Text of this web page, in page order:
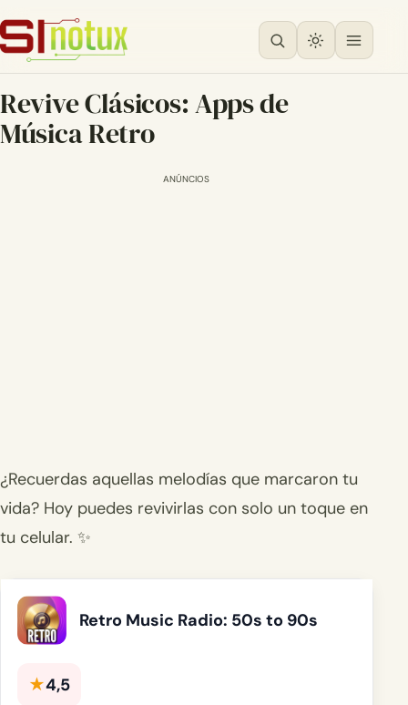
Revive Clásicos: Apps de
Música Retro
ANÚNCIOS
¿Recuerdas aquellas melodías que marcaron tu
vida? Hoy puedes revivirlas con solo un toque en
tu celular. ✨
Retro Music Radio: 50s to 90s
★4,5